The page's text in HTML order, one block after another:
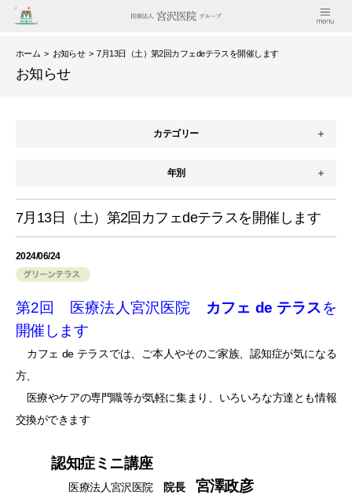
ホーム > お知らせ> 7月13日（土）第2回カフェdeテラスを開催します
お知らせ
カテゴリー
年別
7月13日（土）第2回カフェdeテラスを開催します
2024/06/24
第2回 医療法人宮沢医院 カフェ de テラス を
開催します
カフェ de テラスでは、ご本人やそのご家族、認知症が気になる
方、
医療やケアの専門職等が気軽に集まり、いろいろな方達とも情報
交換ができます
認知症ミニ講座
医療法人宮沢医院 院長 宮澤政彦